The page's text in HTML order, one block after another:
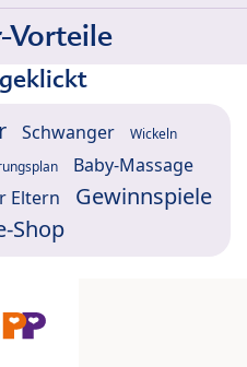
Vorteile
Schwanger Wickeln
Baby-Massage
Eltern
Gewinnspiele
Shop